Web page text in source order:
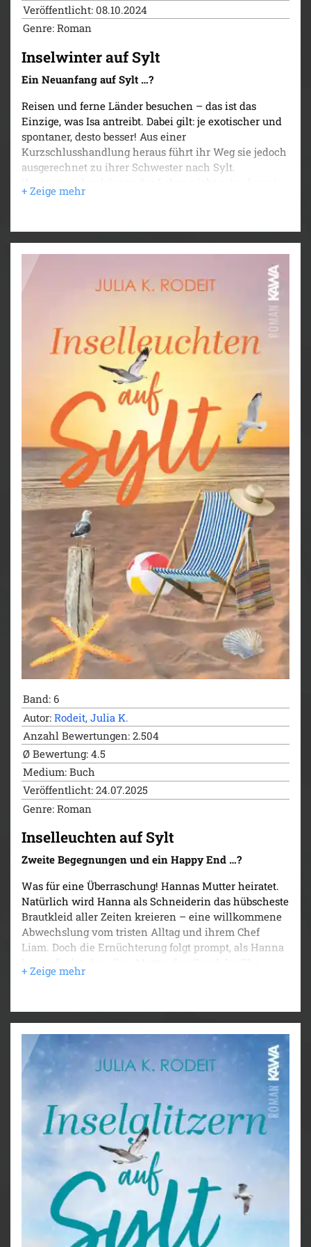
Veröffentlicht: 08.10.2024
Genre: Roman
Inselwinter auf Sylt
Ein Neuanfang auf Sylt …?
Reisen und ferne Länder besuchen – das ist das
Einzige, was Isa antreibt. Dabei gilt: je exotischer und
spontaner, desto besser! Aus einer
Kurzschlusshandlung heraus führt ihr Weg sie jedoch
ausgerechnet zu ihrer Schwester nach Sylt.
Lenes Hotel geht es zur Weihnachtszeit eher
nicht, dass in der Begegnung Zündstoff steckt, denn in
der Bliebtheitsskala der Sylter Freunde rangiert Lars
nicht gerade an erster Stelle. Vielleicht ist gerade das
verliebten Paaren zu ihm hingezogen fühlt, obwohl er
das genaue Gegenteil von ihr ist.
Schließlich wird Isa klar, dass vieles im Leben anders
erscheint, wenn man einen zweiten Blick riskiert –
vor allem, wenn die Liebe ihre Finger im Spiel hat.
Denn dabei lernt man plötzlich auch jede Menge über
sich selbst …
Sylt zur Winterzeit – so stürmisch wie das
Gefühlsleben von Isa und Lars. Und doch schwebt
über allem der magische Hauch der Weihnachtszeit.
Der neue Roman von Bestseller-Autorin Julia K.
Rodeit.
Band: 6
Autor: Rodeit, Julia K.
Anzahl Bewertungen: 2.504
Ø Bewertung: 4.5
Medium: Buch
Veröffentlicht: 24.07.2025
Genre: Roman
Inselleuchten auf Sylt
Zweite Begegnungen und ein Happy End …?
Was für eine Überraschung! Hannas Mutter heiratet.
Natürlich wird Hanna als Schneiderin das hübscheste
Brautkleid aller Zeiten kreieren – eine willkommene
Abwechslung vom tristen Alltag und ihrem Chef
Liam. Doch die Ernüchterung folgt prompt, als Hanna
ausgerechnet mit dem Vater ihres Jugendschwarms
Vorgeschichte verbindet. Schlimmer noch: Sie und
Tjark sollen die Hochzeit organisieren! Ihren Eltern
zuliebe raufen sie sich notgedrungen zusammen.
Dabei stellt Hanna schnell fest, dass Tjark von seinem
Charme nichts eingebüßt hat und ihr Herz noch
immer ein bisschen schneller schlägt, wenn sie ihn
sieht … Das Chaos ist perfekt, als die Vergangenheit
Hanna auf andere Weise ebenfalls einholt. Gelingt ihr
der Befreiungsschlag? Und hilft ihr am Ende sogar
Tjark aus der Misere? Herzklopfen und große Gefühle
vor der atemberaubenden Kulisse Sylts – der neue
Roman von Bestsellerautorin Julia K. Rodeit.
Freue dich bereits jetzt auf den nächsten Roman der